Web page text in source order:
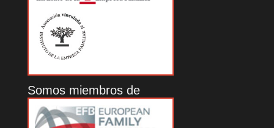
Somos miembros de